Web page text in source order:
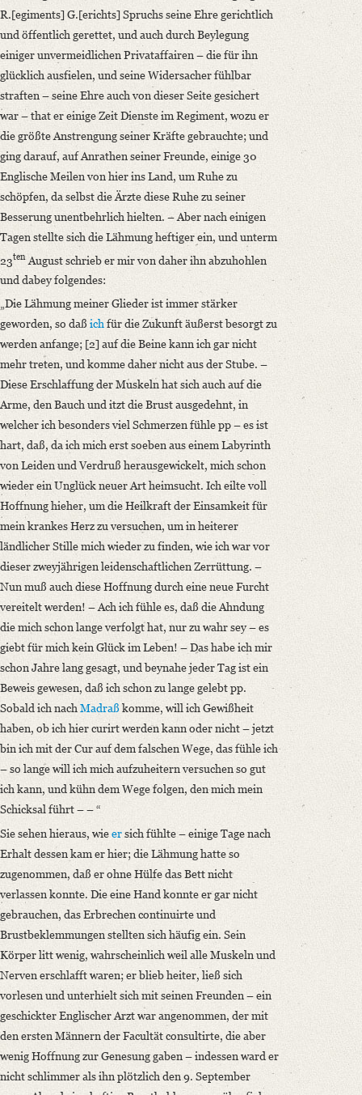
R.[egiments] G.[erichts] Spruchs seine Ehre gerichtlich
und öffentlich gerettet, und auch durch Beylegung
einiger unvermeidlichen Privataffairen – die für ihn
glücklich ausfielen, und seine Widersacher fühlbar
straften – seine Ehre auch von dieser Seite gesichert
war – that er einige Zeit Dienste im Regiment, wozu er
die größte Anstrengung seiner Kräfte gebrauchte; und
ging darauf, auf Anrathen seiner Freunde, einige 30
Englische Meilen von hier ins Land, um Ruhe zu
schöpfen, da selbst die Ärzte diese Ruhe zu seiner
Besserung unentbehrlich hielten. – Aber nach einigen
Tagen stellte sich die Lähmung heftiger ein, und unterm
23ten August schrieb er mir von daher ihn abzuhohlen
und dabey folgendes:
„Die Lähmung meiner Glieder ist immer stärker
geworden, so daßich für die Zukunft äußerst besorgt zu
werden anfange; [2] auf die Beine kann ich gar nicht
mehr treten, und komme daher nicht aus der Stube. –
Diese Erschlaffung der Muskeln hat sich auch auf die
Arme, den Bauch und itzt die Brust ausgedehnt, in
welcher ich besonders viel Schmerzen fühle pp – es ist
hart, daß, da ich mich erst soeben aus einem Labyrinth
von Leiden und Verdruß herausgewickelt, mich schon
wieder ein Unglück neuer Art heimsucht. Ich eilte voll
Hoffnung hieher, um die Heilkraft der Einsamkeit für
mein krankes Herz zu versuchen, um in heiterer
ländlicher Stille mich wieder zu finden, wie ich war vor
dieser zweyjährigen leidenschaftlichen Zerrüttung. –
Nun muß auch diese Hoffnung durch eine neue Furcht
vereitelt werden! – Ach ich fühle es, daß die Ahndung
die mich schon lange verfolgt hat, nur zu wahr sey –es
giebt für mich kein Glück im Leben! – Das habe ich mir
schon Jahre lang gesagt, und beynahe jeder Tag ist ein
Beweis gewesen, daß ich schon zu lange gelebt pp.
Sobald ich nach Madraßkomme, will ich Gewißheit
haben, ob ich hier curirt werden kann oder nicht – jetzt
bin ich mit der Cur auf dem falschen Wege, das fühle ich
– so lange will ich mich aufzuheitern versuchen so gut
ich kann, und kühn dem Wege folgen, den mich mein
Schicksal führt – – “
Sie sehen hieraus, wieersich fühlte – einige Tage nach
Erhalt dessen kam er hier; die Lähmung hatte so
zugenommen, daß er ohne Hülfe das Bett nicht
verlassen konnte. Die eine Hand konnte er gar nicht
gebrauchen, das Erbrechen continuirte und
Brustbeklemmungen stellten sich häufig ein. Sein
Körper litt wenig, wahrscheinlich weil alle Muskeln und
Nerven erschlafft waren; er blieb heiter, ließ sich
vorlesen und unterhielt sich mit seinen Freunden – ein
geschickter Englischer Arzt war angenommen, der mit
den ersten Männern der Facultät consultirte, die aber
wenig Hoffnung zur Genesung gaben – indessen ward er
nicht schlimmer als ihn plötzlich den 9. September